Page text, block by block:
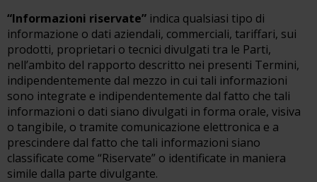
“Informazioni riservate” indica qualsiasi tipo di
informazione o dati aziendali, commerciali, tariffari, sui
prodotti, proprietari o tecnici divulgati tra le Parti,
nell’ambito del rapporto descritto nei presenti Termini,
indipendentemente dal mezzo in cui tali informazioni
sono integrate e indipendentemente dal fatto che tali
informazioni o dati siano divulgati in forma orale, visiva
o tangibile, o tramite comunicazione elettronica e a
prescindere dal fatto che tali informazioni siano
classificate come “Riservate” o identificate in maniera
simile dalla parte divulgante.